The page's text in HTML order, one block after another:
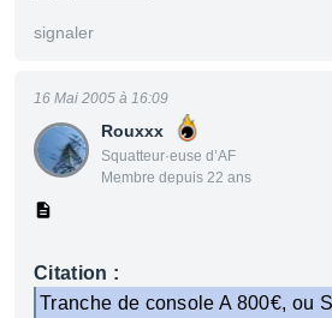
signaler
Rouxxx
Squatteur·euse d’AF
Membre depuis 22 ans
16 Mai 2005 à 16:09
Citation :
Tranche de console A 800€, ou